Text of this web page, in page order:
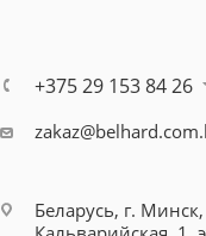
+375 29 153 84 26
Беларусь, г.